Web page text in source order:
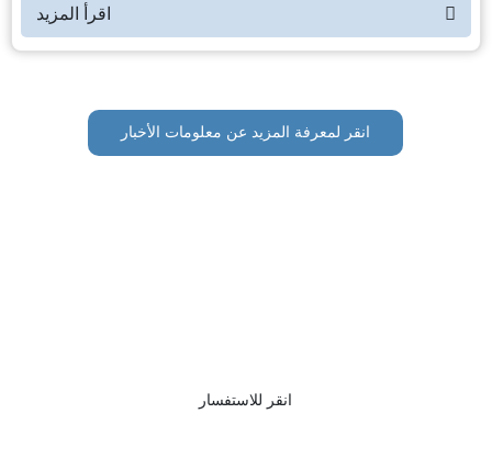
اقرأ المزيد
انقر لمعرفة المزيد عن معلومات الأخبار
انقر للاستفسار